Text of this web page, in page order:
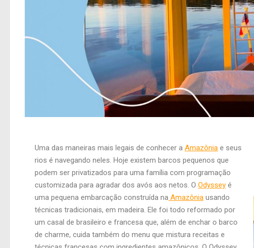
Uma das maneiras mais legais de conhecer a Amazônia e seus
rios é navegando neles. Hoje existem barcos pequenos que
podem ser privatizados para uma família com programação
customizada para agradar dos avós aos netos. O Odyssey é
uma pequena embarcação construída na Amazônia usando
técnicas tradicionais, em madeira. Ele foi todo reformado por
um casal de brasileiro e francesa que, além de enchar o barco
de charme, cuida também do menu que mistura receitas e